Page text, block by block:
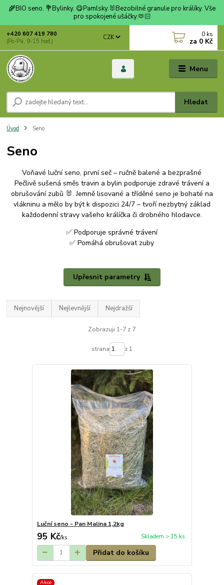
🌾BIO seno. 💐Bylinky. 😋Pamlsky.🐰Bezobilné granule pro králíky. Vše
pro spokojené ušáčky.🫶🏻
Menu
CZK
Hledat
+420 607 419 780
(Po-Pá, 9-15 hod.)
0 ks
za 0 Kč
Úvod Seno
Seno
Voňavé luční seno, první seč – ručně balené a bezprašné
Pečlivě sušená směs travin a bylin podporuje zdravé trávení a
obrušování zubů 🐰. Jemně lisované a tříděné seno je bohaté na
vlákninu a mělo by být k dispozici 24/7 – tvoří nezbytný základ
každodenní stravy vašeho králíčka či drobného hlodavce.
✅ Podporuje správné trávení
✅ Pomáhá obrušovat zuby
Upřesnit parametry
Nejnovější Nejlevnější Nejdražší
Zobrazuji 1-7 z 7
strana z 1
Luční seno - Pan Malina 1,2kg
95 Kč/ks Skladem > 15 ks
Přidat do košíku
Akce